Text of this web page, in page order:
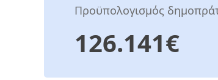
Προϋπολογισμός
126.141€